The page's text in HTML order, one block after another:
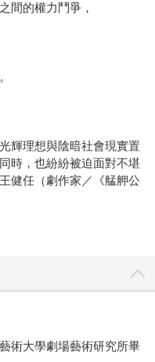
間的權力鬥爭，
輝理想與陰暗社會現實置
時，也紛紛被迫面對不堪
健任（劇作家／《艋舺公
術大學劇場藝術研究所畢